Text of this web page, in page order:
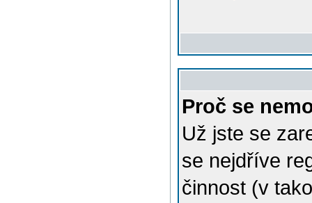
Proč se
Už jste se
se nejdříve
činnost (v